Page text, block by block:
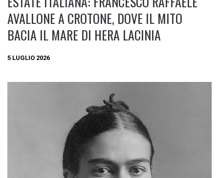
AVALLONE A CROTONE, DOVE IL MITO
BACIA IL MARE DI HERA LACINIA
5 LUGLIO 2026